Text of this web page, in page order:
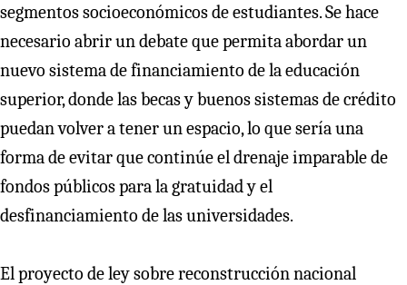
segmentos socioeconómicos de estudiantes. Se hace
necesario abrir un debate que permita abordar un
nuevo sistema de financiamiento de la educación
superior, donde las becas y buenos sistemas de crédito
puedan volver a tener un espacio, lo que sería una
forma de evitar que continúe el drenaje imparable de
fondos públicos para la gratuidad y el
desfinanciamiento de las universidades.
El proyecto de ley sobre reconstrucción nacional